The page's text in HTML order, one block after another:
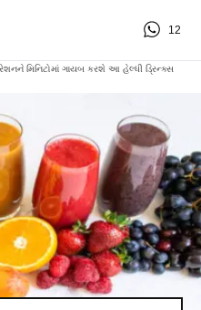
12
મિનિટોમાં ગાયબ કરશે આ હેલ્ધી ડ્રિન્ક્સ